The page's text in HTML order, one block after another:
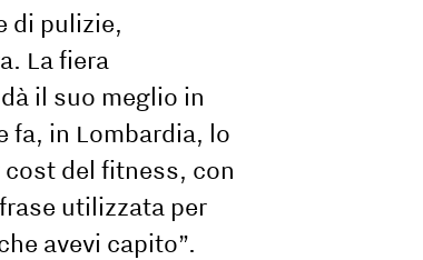
di pulizie,
La fiera
il suo meglio in
fa, in Lombardia, lo
del fitness, con
utilizzata per
avevi capito”.